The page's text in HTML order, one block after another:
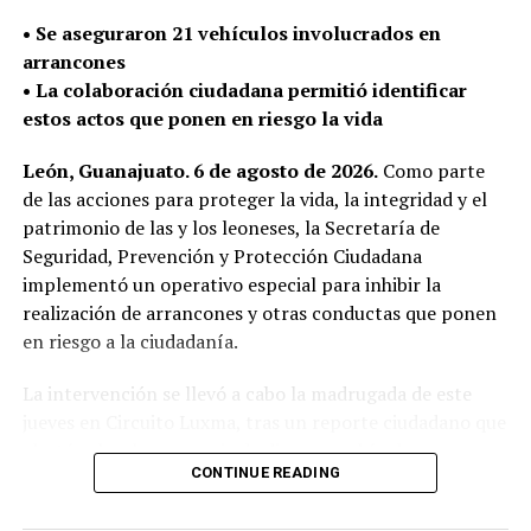
La Secretaría de Seguridad, Prevención y Protección
Ciudadana continúa con el despliegue policial en las
calles para detectar y retirar armas de fuego que puedan
ser utilizadas en la comisión de delitos y atender de
•⁠ ⁠Se aseguraron 21 vehículos involucrados en
arrancones
•⁠ ⁠La colaboración ciudadana permitió identificar
estos actos que ponen en riesgo la vida
León, Guanajuato. 6 de agosto de 2026.Como parte
de las acciones para proteger la vida, la integridad y el
patrimonio de las y los leoneses, la Secretaría de
Seguridad, Prevención y Protección Ciudadana
implementó un operativo especial para inhibir la
realización de arrancones y otras conductas que ponen
en riesgo a la ciudadanía.
La intervención se llevó a cabo la madrugada de este
alertó sobre la presencia de diversos vehículos
realizando competencias ilegales de velocidad.
CONTINUE READING